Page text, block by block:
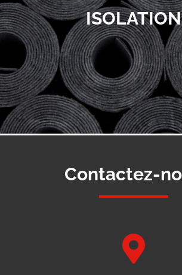
ISOLATION
Contactez-
